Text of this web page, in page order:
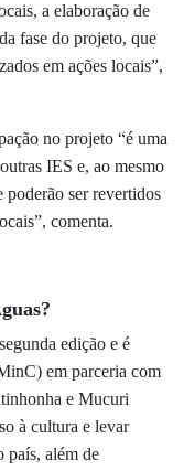
a elaboração de
fase do projeto, que
em ações locais”,
no projeto “é uma
IES e, ao mesmo
poderão ser revertidos
comenta.
edição e é
em parceria com
e Mucuri
à cultura e levar
país, além de